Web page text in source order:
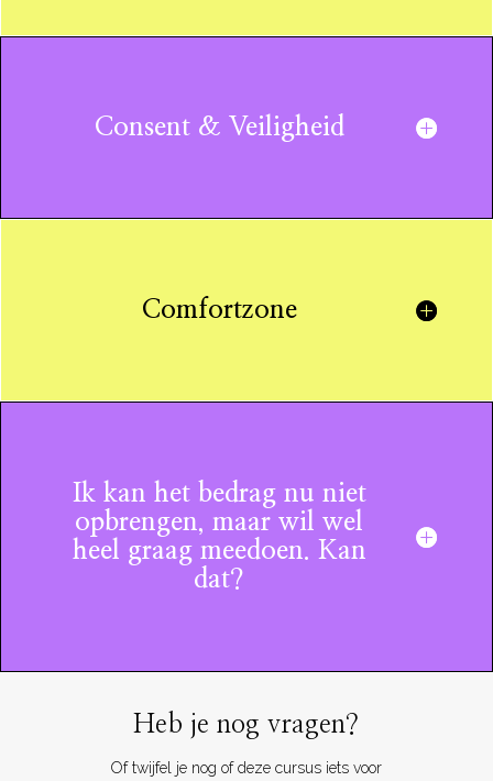
Consent & Veiligheid
Comfortzone
Ik kan het bedrag nu niet
opbrengen, maar wil wel
heel graag meedoen. Kan
dat?
Heb je nog vragen?
Of twijfel je nog of deze cursus iets voor